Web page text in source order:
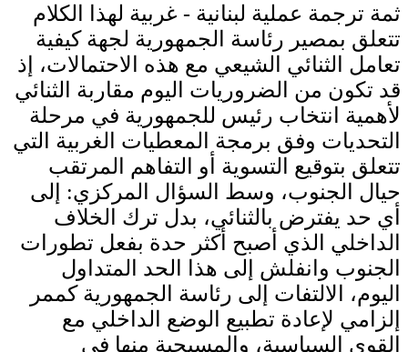
ثمة ترجمة عملية لبنانية - غربية لهذا الكلام
تتعلق بمصير رئاسة الجمهورية لجهة كيفية
تعامل الثنائي الشيعي مع هذه الاحتمالات، إذ
قد تكون من الضروريات اليوم مقاربة الثنائي
لأهمية انتخاب رئيس للجمهورية في مرحلة
التحديات وفق برمجة المعطيات الغربية التي
تتعلق بتوقيع التسوية أو التفاهم المرتقب
حيال الجنوب، وسط السؤال المركزي: إلى
أي حد يفترض بالثنائي، بدل ترك الخلاف
الداخلي الذي أصبح أكثر حدة بفعل تطورات
الجنوب وانفلش إلى هذا الحد المتداول
اليوم، الالتفات إلى رئاسة الجمهورية كممر
إلزامي لإعادة تطبيع الوضع الداخلي مع
القوى السياسية، والمسيحية منها في